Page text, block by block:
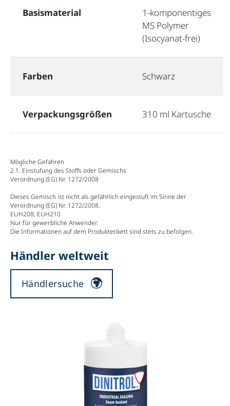
Basismaterial
1-komponentiges
MS Polymer
(Isocyanat-frei)
Farben Schwarz
Verpackungsgrößen 310 ml Kartusche
Mögliche Gefahren
2.1. Einstufung des Stoffs oder Gemischs
Verordnung (EG) Nr. 1272/2008
Dieses Gemisch ist nicht als gefährlich eingestuft im Sinne der
Verordnung (EG) Nr. 1272/2008.
EUH208; EUH210
Nur für gewerbliche Anwender.
Die Informationen auf dem Produktetikett sind stets zu befolgen.
Händler weltweit
Händlersuche